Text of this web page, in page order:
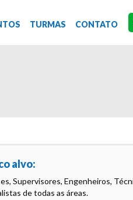
TURMAS CONTATO
alvo:
Supervisores, Engenheiros,
de todas as áreas.